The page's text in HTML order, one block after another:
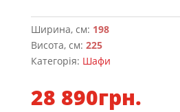
Ширина, см: 198
Висота, см: 225
Категорія: Шафи
28 890грн.